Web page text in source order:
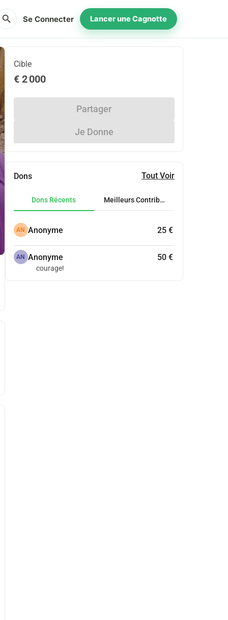
search Se Connecter Lancer une Cagnotte
Cible
€ 2 000
Partager
Je Donne
Dons Tout Voir
Dons Récents Meilleurs Contributeurs
AN Anonyme 25 €
AN Anonyme 50 €
courage!